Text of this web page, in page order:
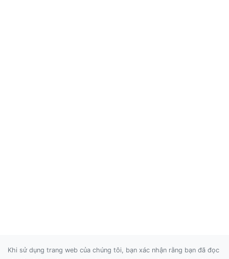
Khi sử dụng trang web của chúng tôi, bạn xác nhận rằng bạn đã đọc